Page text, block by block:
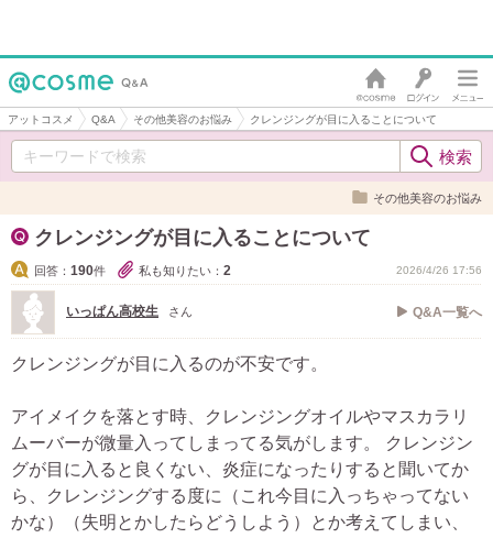
アットコスメ Q&A その他美容のお悩み クレンジングが目に入ることについて
その他美容のお悩み
クレンジングが目に入ることについて
回答： 190件 私も知りたい： 2 2026/4/26 17:56
いっぱん高校生 さん Q&A一覧へ
クレンジングが目に入るのが不安です。
アイメイクを落とす時、クレンジングオイルやマスカラリ
ムーバーが微量入ってしまってる気がします。 クレンジン
グが目に入ると良くない、炎症になったりすると聞いてか
ら、クレンジングする度に（これ今目に入っちゃってない
かな）（失明とかしたらどうしよう）とか考えてしまい、